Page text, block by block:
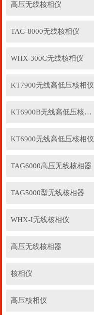
高压无线核相仪
TAG-8000无线核相仪
WHX-300C无线核相仪
KT7900无线高低压核相仪
KT6900B无线高低压核相仪
KT6900无线高低压核相仪
TAG6000高压无线核相器
TAG5000型无线核相器
WHX-I无线核相仪
高压无线核相器
核相仪
高压核相仪